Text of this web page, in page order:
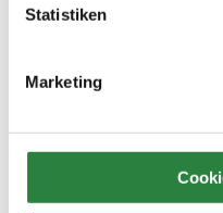
Statistiken
Marketing